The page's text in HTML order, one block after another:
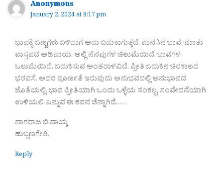
Anonymous
January 2, 2024 at 8:17 pm
ಭಾವಕ್ಕೆ ಬಣ್ಣಗಳು ಬಳಿದಾಗ ಅದು ಬದುಕಾಗುತ್ತದೆ. ಮನಸಿನ ಭಾವ, ಮಾತು
ವಾಸ್ತವದ ಅಡಿಪಾಯ. ಅಲ್ಲಿ ನೆನಪುಗಳ ಚಿಲುಮೆಯಿದೆ. ಭಾವಗಳ
ಒಲುಮೆಯಿದೆ. ಬದುಕಿಸುವ ಅಂತರಾಳವಿದೆ. ಪ್ರೀತಿ ಬದುಕಿನ ಚಿರಕಾಲದ
ಭರವಸೆ. ಅದರ ಪೂರ್ಣತೆ ಇರುವುದು ಅನುಭವದಲ್ಲಿ ಅನುಭಾವದ
ಜೊತೆಯಲ್ಲಿ. ಭಾವ ಪ್ರೀತಿಯಾಗಿ ಒಂದು ಒಳ್ಳೆಯ ಸಂಕಲ್ಪ, ಸಂವೇದನೆಯಾಗಿ
ಉಳಿಯಲಿ ಎನ್ನುವ ಈ ಕವನ ಚೆನ್ನಾಗಿದೆ……
ನಾಗರಾಜ ಬಿ.ನಾಯ್ಕ
ಹುಬ್ಬಣಗೇರಿ.
Reply